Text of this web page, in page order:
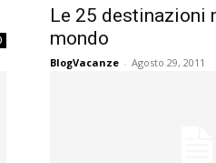
Le 25 destinazioni
mondo
BlogVacanze - Agosto 29, 2011